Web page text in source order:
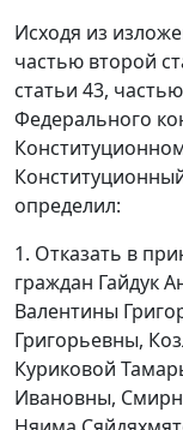
Исходя из
частью второй
статьи 43,
Федерального
определил:
1. Отказать в
граждан Гайдук
Валентины
Григорьевны,
Куриковой
Ивановны,